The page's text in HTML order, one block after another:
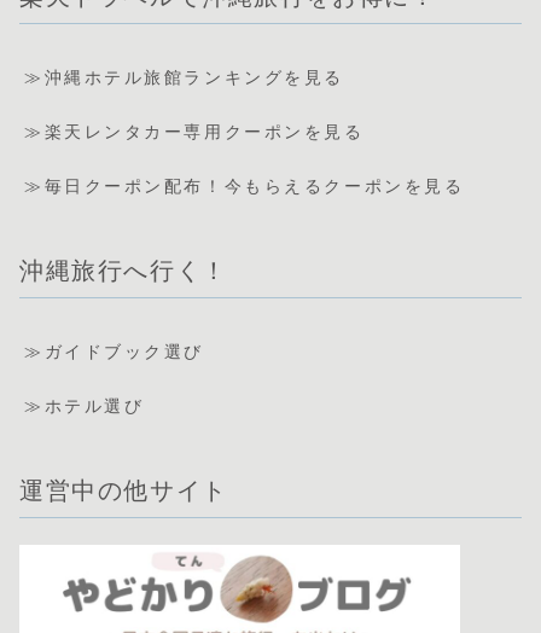
≫沖縄ホテル旅館ランキングを見る
≫楽天レンタカー専用クーポンを見る
≫毎日クーポン配布！今もらえるクーポンを見る
沖縄旅行へ行く！
≫ガイドブック選び
≫ホテル選び
運営中の他サイト